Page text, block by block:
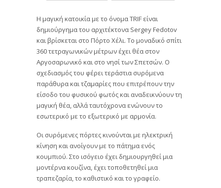
Η μαγική κατοικία με το όνομα TRIF είναι
δημιούργημα του αρχιτέκτονα Sergey Fedotov
και βρίσκεται στο Πόρτο Χέλι. Το μοναδικό σπίτι
360 τετραγωνικών μέτρων έχει θέα στον
Αργοσαρωνικό και στο νησί των Σπετσών. Ο
σχεδιασμός του φέρει τεράστια συρόμενα
παράθυρα και τζαμαρίες που επιτρέπουν την
είσοδο του φυσικού φωτός και αναδεικνύουν τη
μαγική θέα, αλλά ταυτόχρονα ενώνουν το
εσωτερικό με το εξωτερικό με αρμονία.
Οι συρόμενες πόρτες κινούνται με ηλεκτρική
κίνηση και ανοίγουν με το πάτημα ενός
κουμπιού. Στο ισόγειο έχει δημιουργηθεί μια
μοντέρνα κουζίνα, έχει τοποθετηθεί μια
τραπεζαρία, το καθιστικό και το γραφείο.